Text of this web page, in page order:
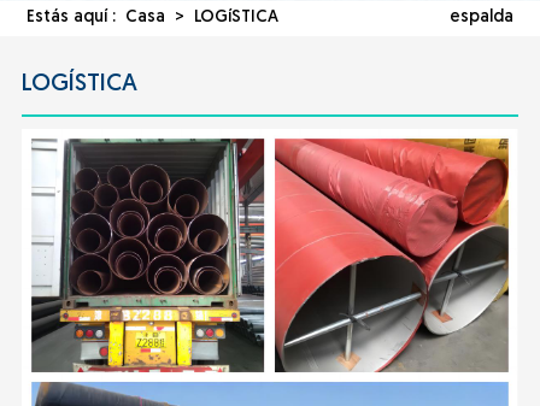
espalda
Estás aquí : Casa > LOGíSTICA
LOGÍSTICA